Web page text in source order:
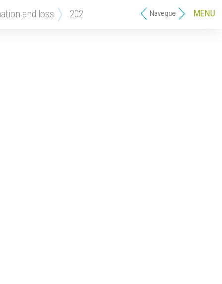
Navegue
and loss 202 MENU